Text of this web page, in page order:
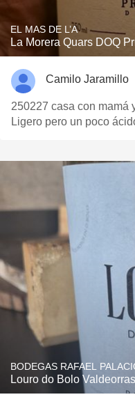
EL MAS DE L’A
Camilo Jaramillo
250227 casa con mamá
Ligero pero un poco
BODEGAS RAFAEL
Louro do Bolo